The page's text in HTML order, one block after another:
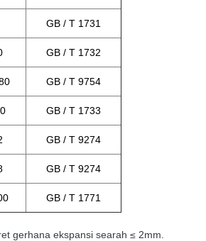
GB / T 1731
GB / T 1732
GB / T 9754
GB / T 1733
GB / T 9274
GB / T 9274
GB / T 1771
gerhana ekspansi searah ≤ 2mm.